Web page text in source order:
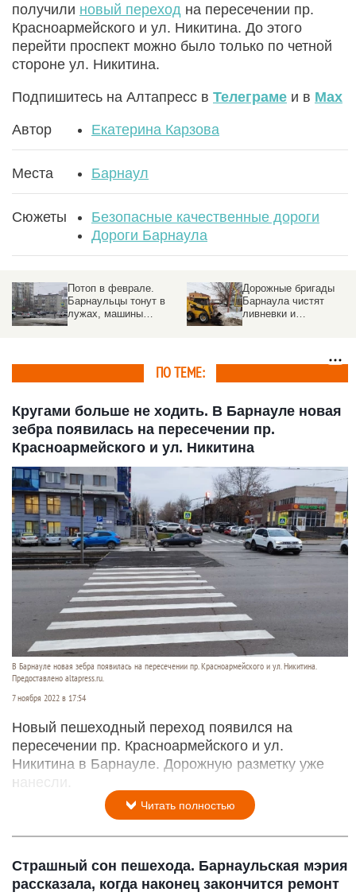
получили новый переход на пересечении пр.
Красноармейского и ул. Никитина. До этого
перейти проспект можно было только по четной
стороне ул. Никитина.
Подпишитесь на Алтапресс в Телеграме и в Max
Автор Екатерина Карзова
Места Барнаул
Сюжеты
Безопасные качественные дороги
Дороги Барнаула
Потоп в феврале.
Барнаульцы тонут в
лужах, машины
Дорожные бригады
Барнаула чистят
ливневки и
ПО ТЕМЕ:
Кругами больше не ходить. В Барнауле новая
зебра появилась на пересечении пр.
Красноармейского и ул. Никитина
В Барнауле новая зебра появилась на пересечении пр. Красноармейского и ул. Никитина.
Предоставлено altapress.ru.
7 ноября 2022 в 17:54
Новый пешеходный переход появился на
пересечении пр. Красноармейского и ул.
Никитина в Барнауле. Дорожную разметку уже
нанесли.
Читать полностью
Страшный сон пешехода. Барнаульская мэрия
рассказала, когда наконец закончится ремонт